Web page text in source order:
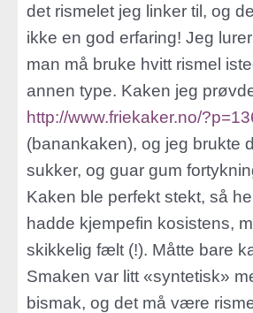
det rismelet jeg linker til, og
ikke en god erfaring! Jeg
man må bruke hvitt rismel
annen type. Kaken jeg
http://www.friekaker.no/
(banankaken), og jeg brukte
sukker, og guar gum
Kaken ble perfekt stekt, så
hadde kjempefin kosistens,
skikkelig fælt (!). Måtte bare
Smaken var litt «syntetisk»
bismak, og det må være